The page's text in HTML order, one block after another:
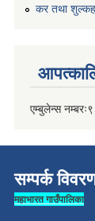
कर तथा
एम्बुलेन्स
सम्पर्क
महाभारत गाउँपालिका